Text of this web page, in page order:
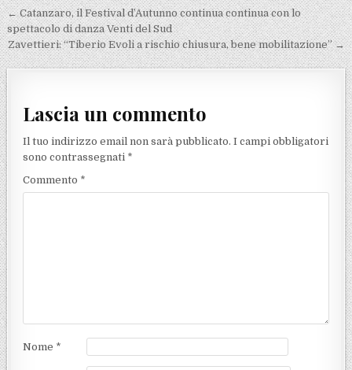
Navigazione articoli
← Catanzaro, il Festival d’Autunno continua continua con lo
spettacolo di danza Venti del Sud
Zavettieri: “Tiberio Evoli a rischio chiusura, bene mobilitazione” →
Lascia un commento
Il tuo indirizzo email non sarà pubblicato. I campi obbligatori
sono contrassegnati *
Commento *
Nome *